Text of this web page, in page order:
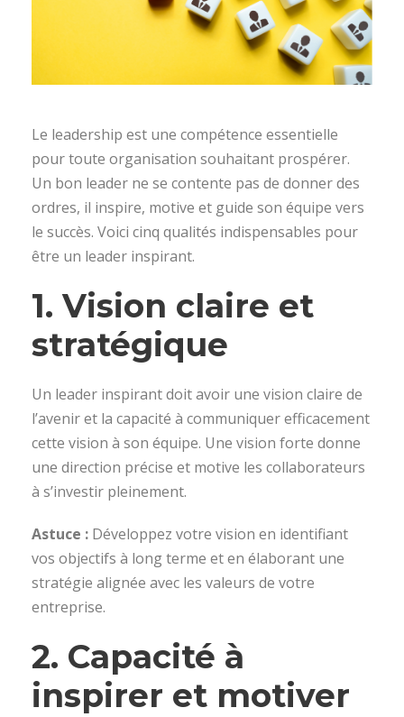
Le leadership est une compétence essentielle
pour toute organisation souhaitant prospérer.
Un bon leader ne se contente pas de donner des
ordres, il inspire, motive et guide son équipe vers
le succès. Voici cinq qualités indispensables pour
être un leader inspirant.
1. Vision claire et
stratégique
Un leader inspirant doit avoir une vision claire de
l’avenir et la capacité à communiquer efficacement
cette vision à son équipe. Une vision forte donne
une direction précise et motive les collaborateurs
à s’investir pleinement.
Astuce : Développez votre vision en identifiant
vos objectifs à long terme et en élaborant une
stratégie alignée avec les valeurs de votre
entreprise.
2. Capacité à
inspirer et motiver